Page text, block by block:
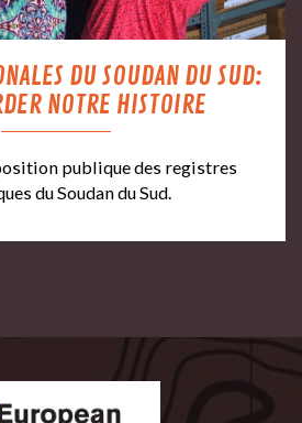
DU SOUDAN DU SUD:
NOTRE HISTOIRE
publique des registres
du Soudan du Sud.